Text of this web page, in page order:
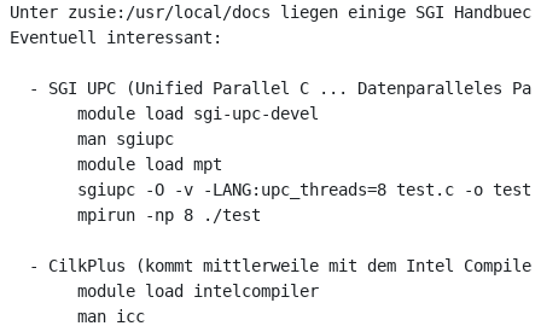
Unter zusie:/usr/local/docs liegen einige SGI
Eventuell interessant:
- SGI UPC (Unified Parallel C ... Datenparalleles
       module load sgi-upc-devel
       man sgiupc
       module load mpt
       sgiupc -O -v -LANG:upc_threads=8 test.c -o test
       mpirun -np 8 ./test
- CilkPlus (kommt mittlerweile mit dem Intel
       module load intelcompiler
       man icc